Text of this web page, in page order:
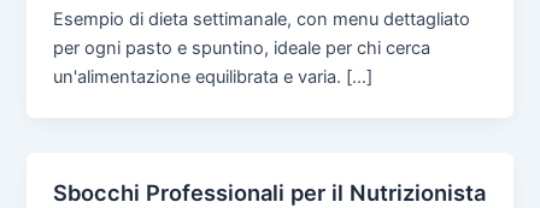
Esempio di dieta settimanale, con menu dettagliato
per ogni pasto e spuntino, ideale per chi cerca
un'alimentazione equilibrata e varia. […]
Sbocchi Professionali per il Nutrizionista